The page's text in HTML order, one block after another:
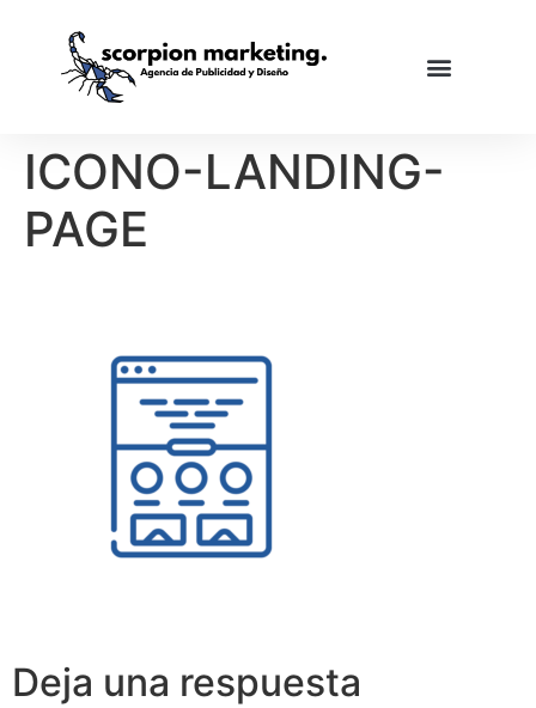
ICONO-LANDING-
PAGE
Deja una respuesta